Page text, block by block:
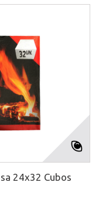
24x32 Cubos